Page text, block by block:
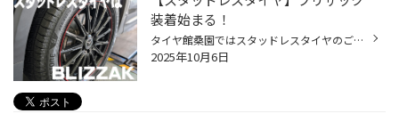
装着始まる！
タイヤ館桑園ではスタッドレスタイヤのご装着が始まってます！ 軽自動車から輸入車まで！ スタッドレスタイヤのことならタイヤ館桑園にお任せください！ スタッドレスタイヤの選ぶポイント！ ①氷上性能 ②効きが長く続く ブリヂストンのスタッドレスタイヤは どちらも高い性能を維持してくれます！ ...
2025年10月6日